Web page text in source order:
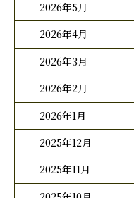
2026年5月
2026年4月
2026年3月
2026年2月
2026年1月
2025年12月
2025年11月